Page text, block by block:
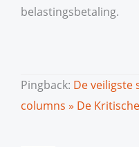
belastingsbetaling.
Pingback: De veiligste
columns » De